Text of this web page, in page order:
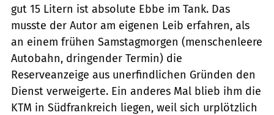
gut 15 Litern ist absolute Ebbe im Tank. Das
musste der Autor am eigenen Leib erfahren, als
an einem frühen Samstagmorgen (menschenleere
Autobahn, dringender Termin) die
Reserveanzeige aus unerfindlichen Gründen den
Dienst verweigerte. Ein anderes Mal blieb ihm die
KTM in Südfrankreich liegen, weil sich urplötzlich